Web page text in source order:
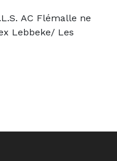
AC Flémalle ne
Lebbeke/ Les